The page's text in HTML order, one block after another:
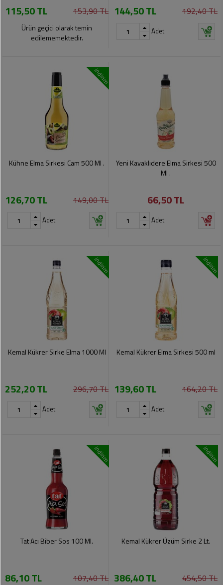
115,50 TL 153,90 TL
Ürün geçici olarak temin
edilememektedir.
144,50 TL 192,40 TL
Adet
indirim
Kühne Elma Sirkesi Cam 500 Ml .
126,70 TL 149,00 TL
Adet
Yeni Kavaklıdere Elma Sirkesi 500
Ml .
66,50 TL
Adet
indirim
Kemal Kükrer Sirke Elma 1000 Ml
252,20 TL 296,70 TL
Adet
indirim
Kemal Kükrer Elma Sirkesi 500 ml
139,60 TL 164,20 TL
Adet
indirim
Tat Acı Biber Sos 100 Ml.
86,10 TL 107,40 TL
indirim
Kemal Kükrer Üzüm Sirke 2 Lt.
386,40 TL 454,50 TL